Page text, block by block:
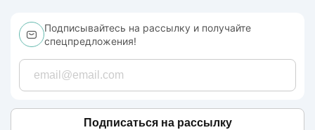
Подписывайтесь на рассылку и получайте
спецпредложения!
Подписаться на рассылку